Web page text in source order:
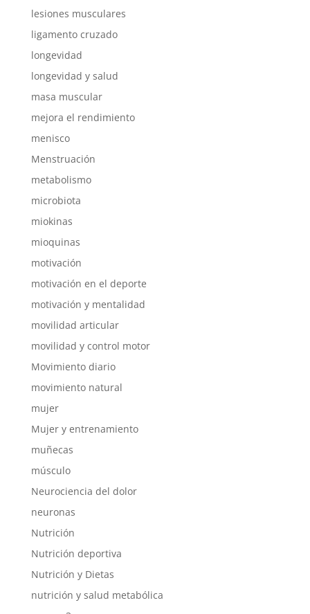
lesiones musculares
ligamento cruzado
longevidad
longevidad y salud
masa muscular
mejora el rendimiento
menisco
Menstruación
metabolismo
microbiota
miokinas
mioquinas
motivación
motivación en el deporte
motivación y mentalidad
movilidad articular
movilidad y control motor
Movimiento diario
movimiento natural
mujer
Mujer y entrenamiento
muñecas
músculo
Neurociencia del dolor
neuronas
Nutrición
Nutrición deportiva
Nutrición y Dietas
nutrición y salud metabólica